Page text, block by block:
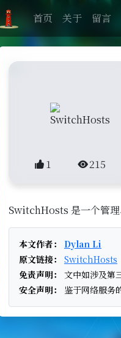
首页 关于 留言
1
215
SwitchHosts 是一个管理
本文作者：
Dylan Li
原文链接：
SwitchHosts
免责声明：
文中如涉及第
安全声明：
鉴于网络服务